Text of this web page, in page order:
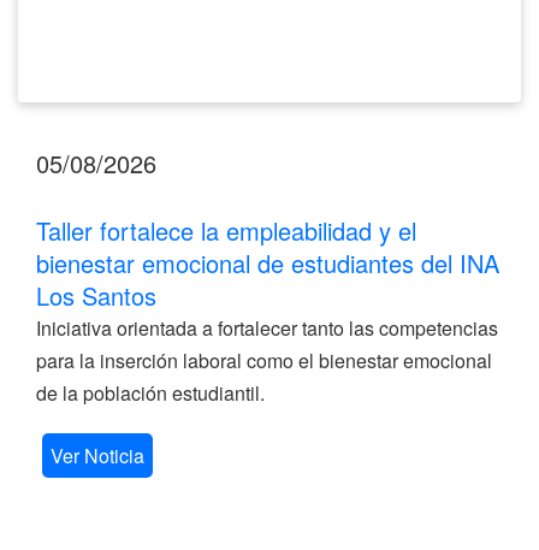
05/08/2026
Taller fortalece la empleabilidad y el
bienestar emocional de estudiantes del INA
Los Santos
Iniciativa orientada a fortalecer tanto las competencias
para la inserción laboral como el bienestar emocional
de la población estudiantil.
Ver Noticia